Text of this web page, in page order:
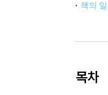
책의
목차